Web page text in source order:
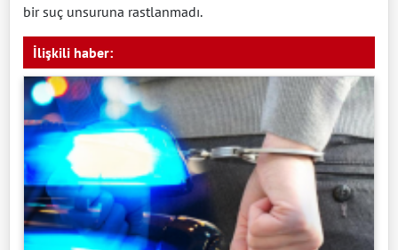
bir suç unsuruna rastlanmadı.
İlişkili haber: